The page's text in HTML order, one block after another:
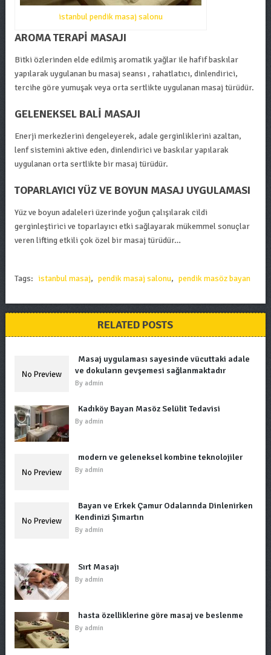
istanbul pendik masaj salonu
AROMA TERAPI MASAJI
Bitki özlerinden elde edilmiş aromatik yağlar ile hafif baskılar
yapılarak uygulanan bu masaj seansı , rahatlatıcı, dinlendirici,
tercihe göre yumuşak veya orta sertlikte uygulanan masaj türüdür.
GELENEKSEL BALI MASAJI
Enerji merkezlerini dengeleyerek, adale gerginliklerini azaltan,
lenf sistemini aktive eden, dinlendirici ve baskılar yapılarak
uygulanan orta sertlikte bir masaj türüdür.
TOPARLAYICI YÜZ VE BOYUN MASAJ UYGULAMASI
Yüz ve boyun adaleleri üzerinde yoğun çalışılarak cildi
gerginleştirici ve toparlayıcı etki sağlayarak mükemmel sonuçlar
veren lifting etkili çok özel bir masaj türüdür…
Tags: istanbul masaj, pendik masaj salonu, pendik masöz bayan
RELATED POSTS
Masaj uygulaması sayesinde vücuttaki adale
ve dokuların gevşemesi sağlanmaktadır
By admin
Kadıköy Bayan Masöz Selülit Tedavisi
By admin
modern ve geleneksel kombine teknolojiler
By admin
Bayan ve Erkek Çamur Odalarında Dinlenirken
Kendinizi Şımartın
By admin
Sırt Masajı
By admin
hasta özelliklerine göre masaj ve beslenme
By admin